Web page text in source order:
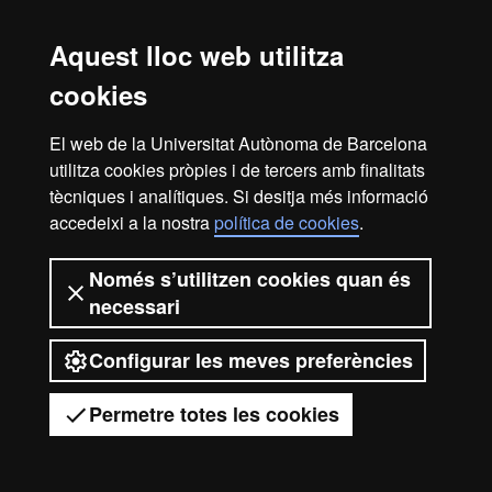
Aquest lloc web utilitza
cookies
El web de la Universitat Autònoma de Barcelona
utilitza cookies pròpies i de tercers amb finalitats
tècniques i analítiques. Si desitja més informació
accedeixi a la nostrapolítica de cookies.
Només s’utilitzen cookies quan és
necessari
Configurar les meves preferències
Permetre totes les cookies
Tens dubtes?
Per a dur a terme la docència, l’equip docent i l’alumnat disposa
tots els serveisde l’Escola FUABFormació, així com de totes
Els estudiants del màster, com alumnes UAB, també tenen accés
Servei de Biblioteques de la UAB
Avís legal Protecció de dades
Sobre el web
Accessibilitat web
2026 Universitat Autònoma de
Barcelona